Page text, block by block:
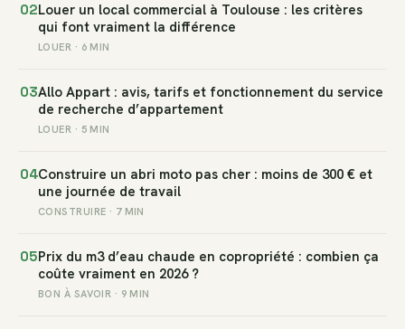
02Louer un local commercial à Toulouse : les critères
qui font vraiment la différence
LOUER · 6 MIN
03Allo Appart : avis, tarifs et fonctionnement du service
de recherche d’appartement
LOUER · 5 MIN
04Construire un abri moto pas cher : moins de 300 € et
une journée de travail
CONSTRUIRE · 7 MIN
05Prix du m3 d’eau chaude en copropriété : combien ça
coûte vraiment en 2026 ?
BON À SAVOIR · 9 MIN